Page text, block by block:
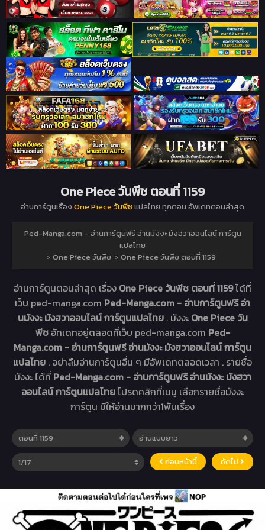
One Piece วันพีช ตอนที่ 1159
อ่านการ์ตูนเรื่อง One Piece วันพีช แปลไทย ทุกตอน อัพเดทตอนล่าสุด
Ped-Manga.com – อ่านการ์ตูนฟรี อ่านมังงะ มังฮวาออนไลน์ การ์ตูน
แปลไทย
› One Piece วันพีช › One Piece วันพีช ตอนที่ 1159
อ่านการ์ตูนตอนล่าสุด เรื่อง One Piece วันพีช ตอนที่ 1159ได้ที่
เว็บ ped-manga.com Ped-Manga.com - อ่านการ์ตูนฟรี อ่า
นมังงะ มังฮวาออนไลน์ การ์ตูนแปลไทย . มังงะ One Piece วัน
พีช อัทเดทอยู่ตลอดที่เว็บ ped-manga.com Ped-
Manga.com - อ่านการ์ตูนฟรี อ่านมังงะ มังฮวาออนไลน์ การ์ตูน
แปลไทย . อย่าลืมอ่านการ์ตูนอื่น ๆ มีอัพเดทตลอดเวลา . รายชื่อ
มังงะ ได้ที่ Ped-Manga.com - อ่านการ์ตูนฟรี อ่านมังงะ มังฮวา
ออนไลน์ การ์ตูนแปลไทยโปรดคลิกที่เมนู เลือกรายชื่อมังงะ
การ์ตูน มีให้อ่านมากกว่า1พันเรื่อง
ก่อนหน้านี้ ถัดไป